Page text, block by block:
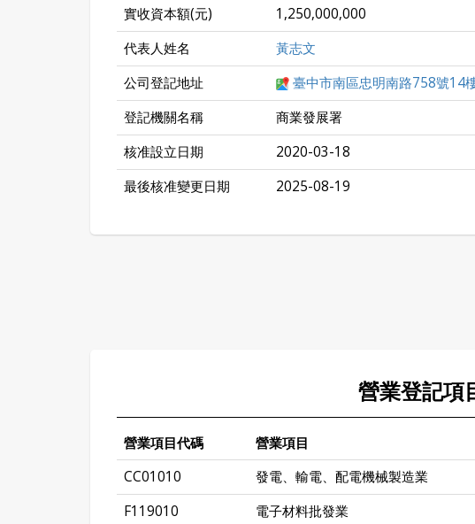
實收資本額(元)
1,250,000,000
代表人姓名
黃志文
公司登記地址
臺中市南區忠明南路758號14
登記機關名稱
商業發展署
核准設立日期
2020-03-18
最後核准變更日期
2025-08-19
營業登記項
營業項目代碼 營業項目
CC01010 發電、輸電、配電機械製造業
F119010
電子材料批發業